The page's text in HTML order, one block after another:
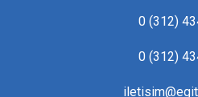
0 (312)
0 (312)